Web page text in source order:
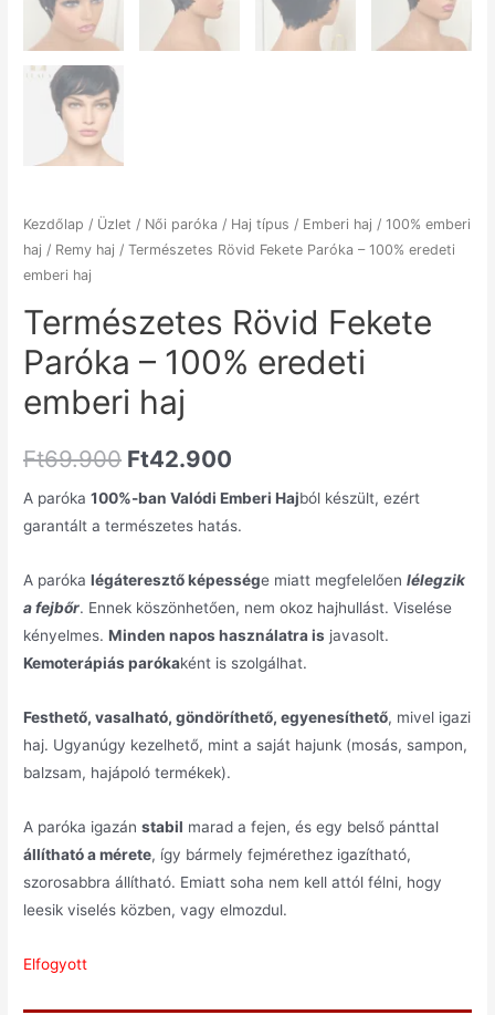
Kezdőlap / Üzlet / Női paróka / Haj típus / Emberi haj / 100% emberi
haj / Remy haj / Természetes Rövid Fekete Paróka – 100% eredeti
emberi haj
Természetes Rövid Fekete
Paróka – 100% eredeti
emberi haj
Ft69.900 Ft42.900
A paróka100%-ban Valódi Emberi Hajból készült, ezért
garantált a természetes hatás.
A parókalégáteresztő képessége miatt megfelelőenlélegzik
a fejbőr. Ennek köszönhetően, nem okoz hajhullást. Viselése
kényelmes.Minden napos használatra is javasolt.
Kemoterápiás parókaként is szolgálhat.
Festhető, vasalható, göndöríthető, egyenesíthető, mivel igazi
haj. Ugyanúgy kezelhető, mint a saját hajunk (mosás, sampon,
balzsam, hajápoló termékek).
A paróka igazánstabil marad a fejen, és egy belső pánttal
állítható a mérete, így bármely fejmérethez igazítható,
szorosabbra állítható. Emiatt soha nem kell attól félni, hogy
leesik viselés közben, vagy elmozdul.
Elfogyott